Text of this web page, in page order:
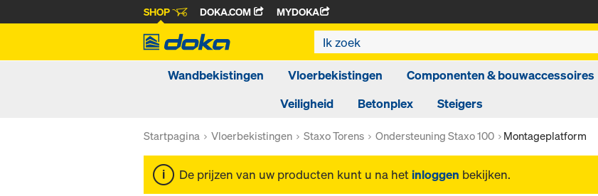
SHOP DOKA.COM MYDOKA
Wandbekistingen Vloerbekistingen
Componenten & bouwaccessoires
Veiligheid
Betonplex Steigers
Startpagina Vloerbekistingen Staxo Torens Ondersteuning Staxo 100 Montageplatform
De prijzen van uw producten kunt u na het inloggen bekijken.